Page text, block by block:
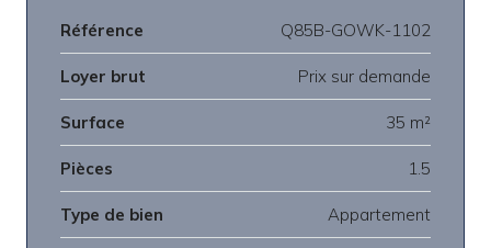
Référence Q85B-GOWK-1102
Loyer brut Prix sur demande
Surface 35 m²
Pièces 1.5
Type de bien Appartement